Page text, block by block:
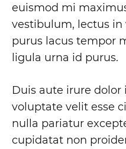
euismod mi
vestibulum, lectus in
purus lacus tempor
ligula urna id purus.
Duis aute irure
voluptate velit esse
nulla pariatur
cupidatat non